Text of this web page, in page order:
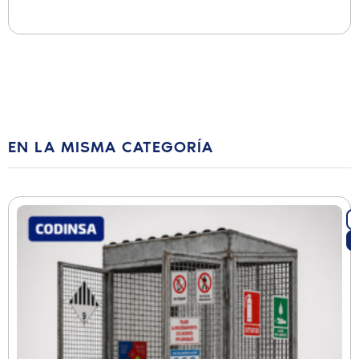
EN LA MISMA CATEGORÍA